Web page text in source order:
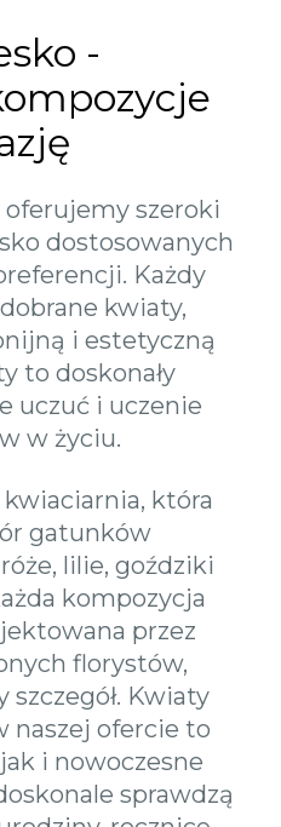
-
szeroki
dostosowanych
Każdy
kwiaty,
i estetyczną
to doskonały
uczuć i uczenie
w życiu.
która
gatunków
lilie, goździki
kompozycja
przez
florystów,
szczegół. Kwiaty
naszej ofercie to
i nowoczesne
sprawdzą